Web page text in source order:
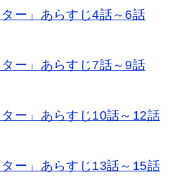
ター」あらすじ4話～6話
ター」あらすじ7話～9話
ター」あらすじ10話～12話
ター」あらすじ13話～15話